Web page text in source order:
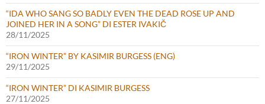
“IDA WHO SANG SO BADLY EVEN THE DEAD ROSE UP AND
JOINED HER IN A SONG” DI ESTER IVAKIČ
28/11/2025
“IRON WINTER” BY KASIMIR BURGESS (ENG)
29/11/2025
“IRON WINTER” DI KASIMIR BURGESS
27/11/2025